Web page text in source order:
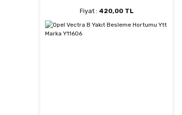
Fiyat : 420,00 TL